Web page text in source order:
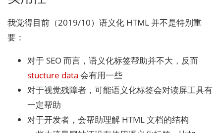
我觉得目前（2019/10）语义化 HTML 并不是特别重
要：
对于 SEO 而言，语义化标签帮助并不大，反而
stucture data 会有用一些
对于视觉残障者，可能语义化标签会对读屏工具有
一定帮助
对于开发者，会帮助理解 HTML 文档的结构